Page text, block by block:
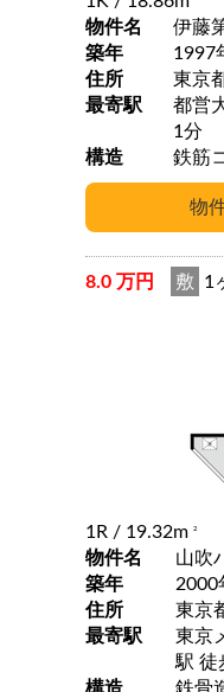
物件名
伊藤
築年
1997
住所
東京
最寄駅
都営大
1分
構造
鉄筋
8.0 万円 敷 1
1R / 19.32m 2
物件名
山吹
築年
2000
住所
東京
最寄駅
東京